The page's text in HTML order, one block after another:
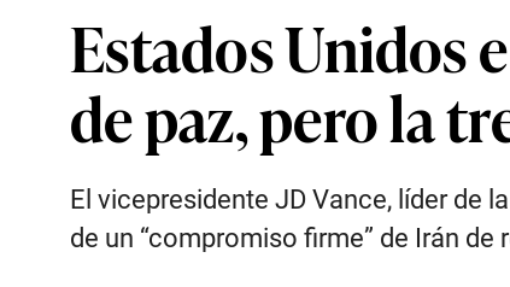
Estados Unidos
de paz, pero la
El vicepresidente JD Vance, líder de
de un “compromiso firme” de Irán